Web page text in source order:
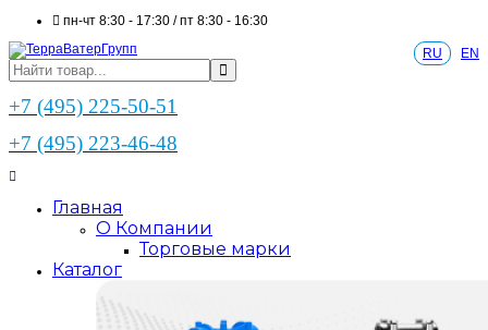
пн-чт 8:30 - 17:30 / пт 8:30 - 16:30
RU EN
+7 (495) 225-50-51
+7 (495) 223-46-48
Главная
О Компании
Торговые марки
Каталог